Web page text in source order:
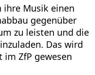
ihre Musik einen
gegenüber
zu leisten und die
Das wird
ZfP gewesen